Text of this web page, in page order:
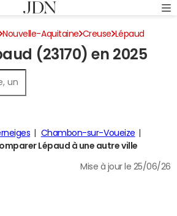
Nouvelle-Aquitaine Creuse Lépaud
(23170) en 2025
Chambon-sur-Voueize
Lépaud à une autre ville
Mise à jour le 25/06/26